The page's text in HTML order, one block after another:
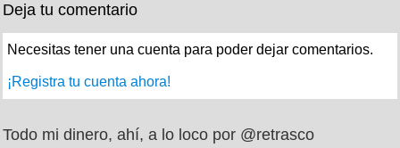
Deja tu comentario
Necesitas tener una cuenta para poder dejar comentarios.
¡Registra tu cuenta ahora!
Todo mi dinero, ahí, a lo loco por @retrasco